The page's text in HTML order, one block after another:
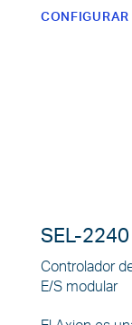
SEL-
Controlador
E/S modular